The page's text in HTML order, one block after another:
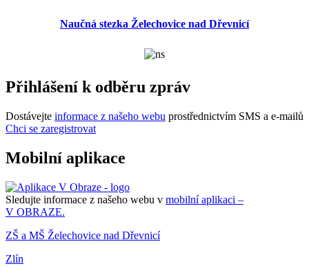
Naučná stezka Želechovice nad Dřevnicí
Přihlášení k odběru zpráv
Dostávejte informace z našeho webu prostřednictvím SMS a e-mailů
Chci se zaregistrovat
Mobilní aplikace
Sledujte informace z našeho webu v mobilní aplikaci –
V OBRAZE.
ZŠ a MŠ Želechovice nad Dřevnicí
Zlín